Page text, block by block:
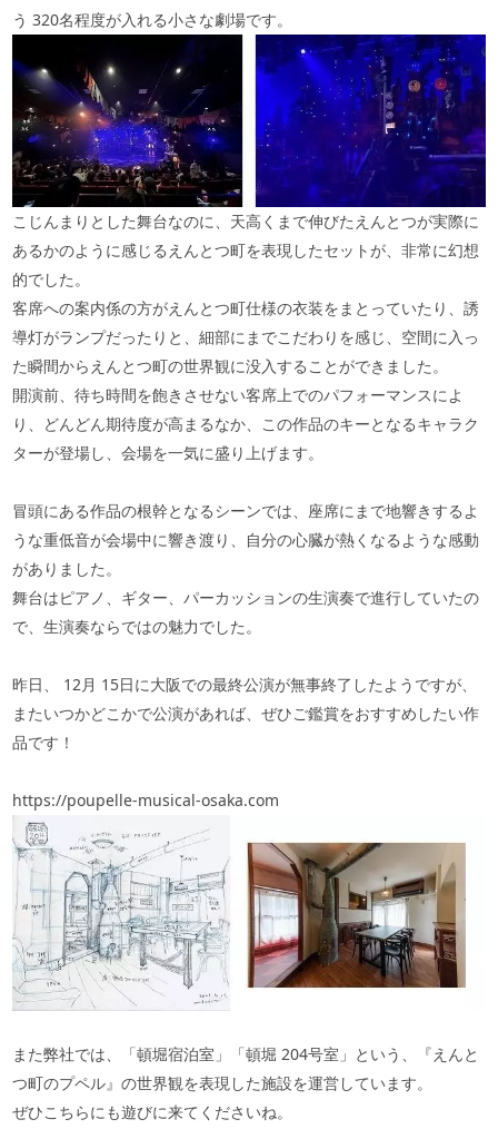
う 320名程度が入れる小さな劇場です。
こじんまりとした舞台なのに、天高くまで伸びたえんとつが実際に
あるかのように感じるえんとつ町を表現したセットが、非常に幻想
的でした。
客席への案内係の方がえんとつ町仕様の衣装をまとっていたり、誘
導灯がランプだったりと、細部にまでこだわりを感じ、空間に入っ
た瞬間からえんとつ町の世界観に没入することができました。
開演前、待ち時間を飽きさせない客席上でのパフォーマンスによ
り、どんどん期待度が高まるなか、この作品のキーとなるキャラク
ターが登場し、会場を一気に盛り上げます。
冒頭にある作品の根幹となるシーンでは、座席にまで地響きするよ
うな重低音が会場中に響き渡り、自分の心臓が熱くなるような感動
がありました。
舞台はピアノ、ギター、パーカッションの生演奏で進行していたの
で、生演奏ならではの魅力でした。
昨日、 12月 15日に大阪での最終公演が無事終了したようですが、
またいつかどこかで公演があれば、ぜひご鑑賞をおすすめしたい作
品です！
https://poupelle-musical-osaka.com
また弊社では、「頓堀宿泊室」「頓堀 204号室」という、『えんと
つ町のプペル』の世界観を表現した施設を運営しています。
ぜひこちらにも遊びに来てくださいね。